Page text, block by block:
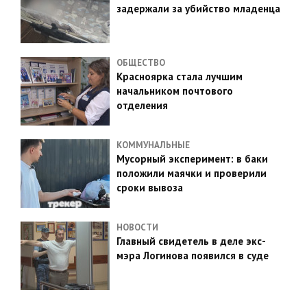
задержали за убийство младенца
ОБЩЕСТВО
Красноярка стала лучшим
начальником почтового
отделения
КОММУНАЛЬНЫЕ
Мусорный эксперимент: в баки
положили маячки и проверили
сроки вывоза
НОВОСТИ
Главный свидетель в деле экс-
мэра Логинова появился в суде